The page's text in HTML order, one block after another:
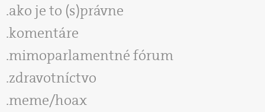
ako je to (s)právne
komentáre
mimoparlamentné fórum
zdravotníctvo
meme/hoax